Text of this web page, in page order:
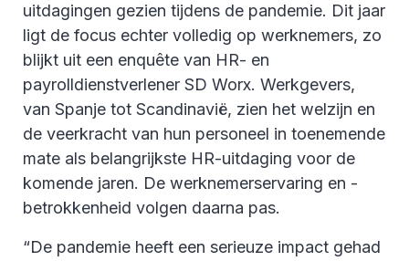
uitdagingen gezien tijdens de pandemie. Dit jaar
ligt de focus echter volledig op werknemers, zo
blijkt uit een enquête van HR- en
payrolldienstverlener SD Worx. Werkgevers,
van Spanje tot Scandinavië, zien het welzijn en
de veerkracht van hun personeel in toenemende
mate als belangrijkste HR-uitdaging voor de
komende jaren. De werknemerservaring en -
betrokkenheid volgen daarna pas.
“De pandemie heeft een serieuze impact gehad